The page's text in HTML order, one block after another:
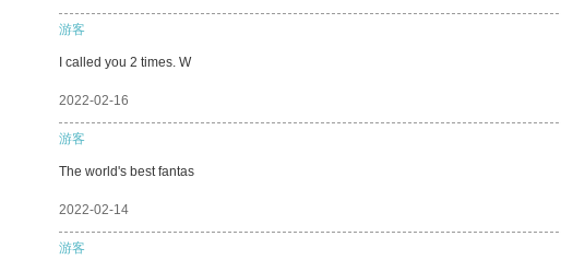
游客
I called you 2 times. W
2022-02-16
游客
The world's best fantas
2022-02-14
游客